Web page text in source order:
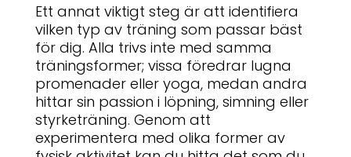
Ett annat viktigt steg är att identifiera
vilken typ av träning som passar bäst
för dig. Alla trivs inte med samma
träningsformer; vissa föredrar lugna
promenader eller yoga, medan andra
hittar sin passion i löpning, simning eller
styrketräning. Genom att
experimentera med olika former av